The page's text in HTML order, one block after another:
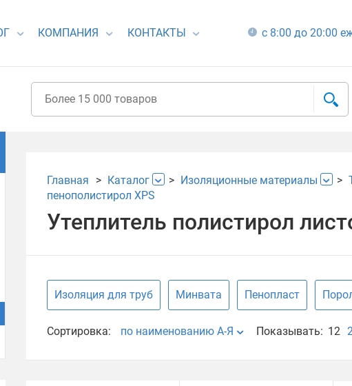
КОМПАНИЯ КОНТАКТЫ с 8:00 до 20:00
Главная Каталог Изоляционные материалы
пенополистирол XPS
Утеплитель полистирол
Изоляция для труб Минвата Пенопласт
Сортировка: по наименованию А-Я Показывать: 12